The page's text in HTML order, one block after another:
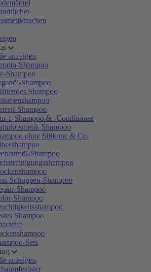
anzeigen
Shampoo
Shampoo
Shampoo
Shampoo
Shampoo
1-Shampoo & -Conditioner
Shampoo
ohne Silikone & Co.
Shampoo
Schuppen-Shampoo
Shampoo
Shampoo
Shampoo
Sets
anzeigen